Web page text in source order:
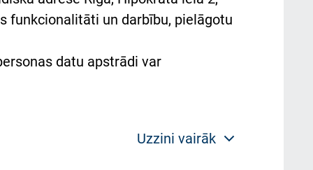
funkcionalitāti un darbību, pielāgotu
datu apstrādi var
Uzzini vairāk